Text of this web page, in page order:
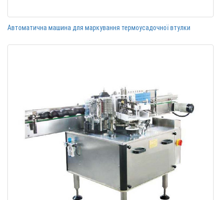
Автоматична машина для маркування термоусадочної втулки